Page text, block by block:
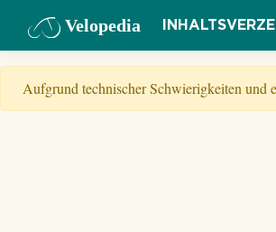
Velopedia
Aufgrund technischer Schwierigkeiten und